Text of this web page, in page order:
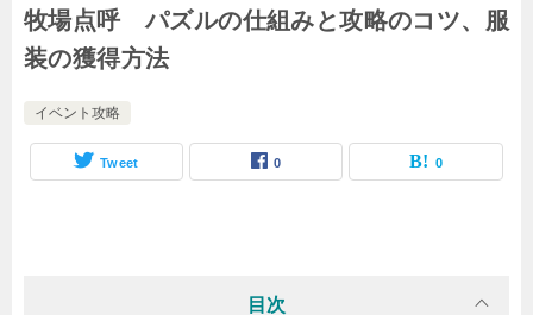
牧場点呼 パズルの仕組みと攻略のコツ、服
装の獲得方法
イベント攻略
Tweet 0 0
目次